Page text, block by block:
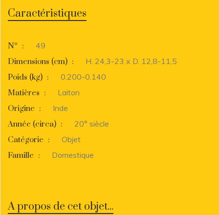
Caractéristiques
N° :
49
Dimensions (cm) :
H. 24,3-23 x D. 12,8-11,5
Poids (kg) :
0.200-0.140
Matières :
Laiton
Origine :
Inde
Année (circa) :
20° siècle
Catégorie :
Objet
Famille : Domestique
A propos de cet objet...